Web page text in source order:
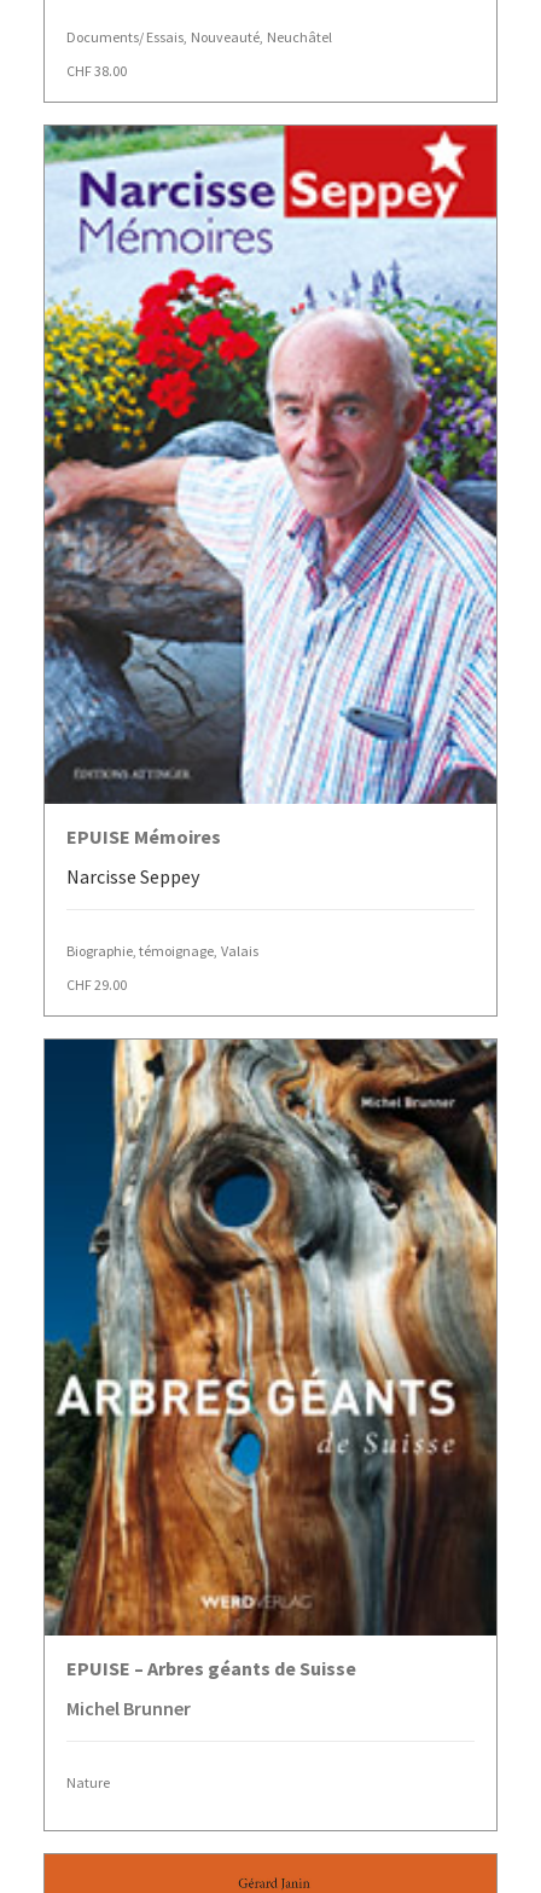
Documents/ Essais, Nouveauté, Neuchâtel
CHF38.00
EPUISE Mémoires
Narcisse Seppey
Biographie, témoignage, Valais
CHF29.00
LIRE LA SUITE
EPUISE – Arbres géants de Suisse
Michel Brunner
Nature